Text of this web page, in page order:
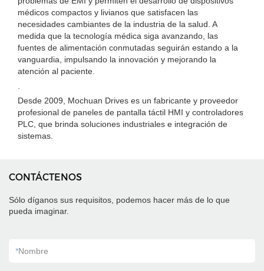
médicos compactos y livianos que satisfacen las
necesidades cambiantes de la industria de la salud. A
medida que la tecnología médica siga avanzando, las
fuentes de alimentación conmutadas seguirán estando a la
vanguardia, impulsando la innovación y mejorando la
atención al paciente.
Desde 2009, Mochuan Drives es un fabricante y proveedor
profesional de paneles de pantalla táctil HMI y controladores
PLC, que brinda soluciones industriales e integración de
sistemas.
CONTÁCTENOS
Sólo díganos sus requisitos, podemos hacer más de lo que
pueda imaginar.
*Nombre